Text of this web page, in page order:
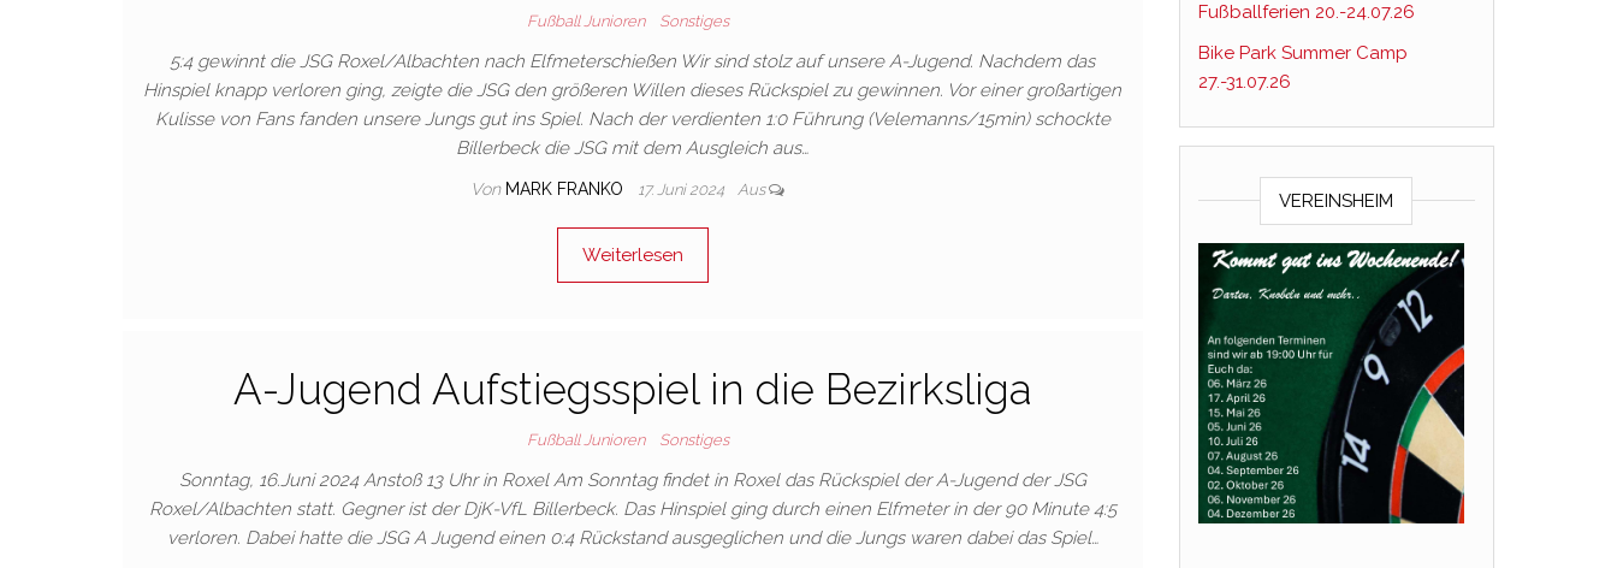
Fußball Junioren Sonstiges
5:4 gewinnt die JSG Roxel/Albachten nach Elfmeterschießen Wir sind stolz auf unsere A-Jugend. Nachdem das
Hinspiel knapp verloren ging, zeigte die JSG den größeren Willen dieses Rückspiel zu gewinnen. Vor einer großartigen
Kulisse von Fans fanden unsere Jungs gut ins Spiel. Nach der verdienten 1:0 Führung (Velemanns/15min) schockte
Billerbeck die JSG mit dem Ausgleich aus…
Von MARK FRANKO 17. Juni 2024 Aus
Weiterlesen
A-Jugend Aufstiegsspiel in die Bezirksliga
Fußball Junioren Sonstiges
Sonntag, 16.Juni 2024 Anstoß 13 Uhr in Roxel Am Sonntag findet in Roxel das Rückspiel der A-Jugend der JSG
Roxel/Albachten statt. Gegner ist der DjK-VfL Billerbeck. Das Hinspiel ging durch einen Elfmeter in der 90 Minute 4:5
verloren. Dabei hatte die JSG A Jugend einen 0:4 Rückstand ausgeglichen und die Jungs waren dabei das Spiel…
Fußballferien 20.-24.07.26
Bike Park Summer Camp
27.-31.07.26
VEREINSHEIM